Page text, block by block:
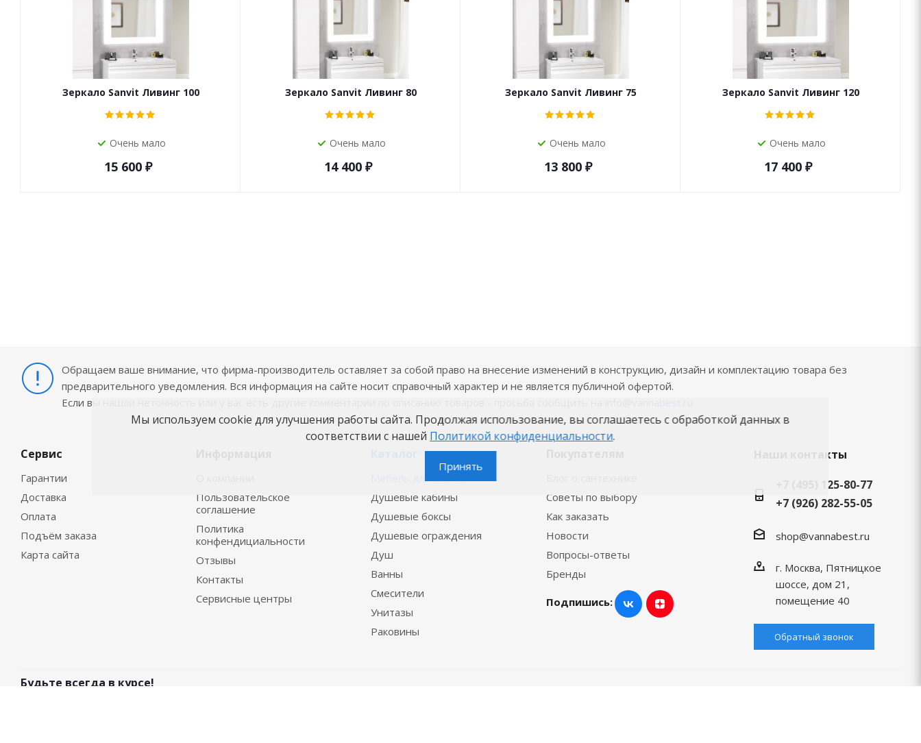
Зеркало Sanvit Ливинг 100
Очень мало
15 600 ₽
Зеркало Sanvit Ливинг 80
Очень мало
14 400 ₽
Зеркало Sanvit Ливинг 75
Очень мало
13 800 ₽
Зеркало Sanvit Ливинг 120
Очень мало
17 400 ₽
Обращаем ваше внимание, что фирма-производитель оставляет за собой право на внесение изменений в конструкцию, дизайн и комплектацию товара без
предварительного уведомления. Вся информация на сайте носит справочный характер и не является публичной офертой.
Если вы нашли неточность или у вас есть другие комментарии по описанию товаров - просьба сообщить на
Сервис
Гарантии
Доставка
Оплата
Подъём заказа
Карта сайта
Пользовательское
соглашение
Политика
конфендициальности
Отзывы
Контакты
Сервисные центры
Мебель для ванной
Душевые кабины
Душевые боксы
Душевые ограждения
Душ
Ванны
Смесители
Унитазы
Раковины
Советы по выбору
Как заказать
Новости
Вопросы-ответы
Бренды
Подпишись:
Наши контакты
+7 (495) 125-80-77
+7 (926) 282-55-05
shop@vannabest.ru
г. Москва, Пятницкое
шоссе, дом 21,
помещение 40
Обратный звонок
Будьте всегда в курсе!
Мы используем cookie для улучшения работы сайта. Продолжая использование, вы соглашаетесь с обработкой данных в
соответствии с нашей Политикой конфиденциальности.
Принять